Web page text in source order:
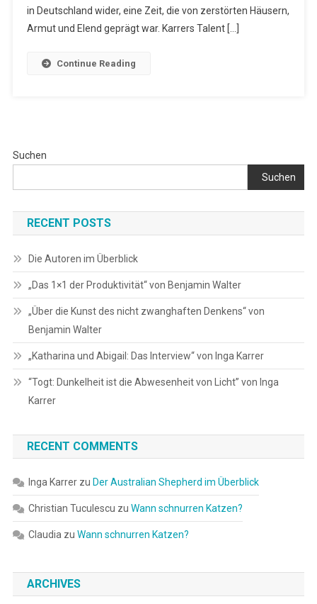
Über
E.
in Deutschland wider, eine Zeit, die von zerstörten Häusern,
Armut und Elend geprägt war. Karrers Talent […]
Continue Reading
Suchen
Suchen
RECENT POSTS
Die Autoren im Überblick
„Das 1×1 der Produktivität“ von Benjamin Walter
„Über die Kunst des nicht zwanghaften Denkens“ von
Benjamin Walter
„Katharina und Abigail: Das Interview“ von Inga Karrer
“Togt: Dunkelheit ist die Abwesenheit von Licht” von Inga
Karrer
RECENT COMMENTS
Inga Karrerzu Der Australian Shepherd im Überblick
Christian Tuculescu zu Wann schnurren Katzen?
Claudia zu Wann schnurren Katzen?
ARCHIVES